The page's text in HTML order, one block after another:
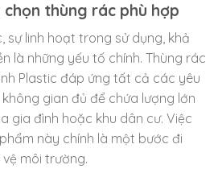
thùng rác phù hợp
sự linh hoạt trong sử dụng, khả
là những yếu tố chính. Thùng rác
Plastic đáp ứng tất cả các yêu
gian đủ để chứa lượng lớn
gia đình hoặc khu dân cư. Việc
này chính là một bước đi
môi trường.